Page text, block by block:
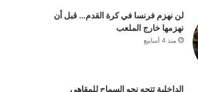
لن نهزم فرنسا في كرة القدم… قبل أن
نهزمها خارج الملعب
منذ 4 أسابيع
الداخلية تتجه نحو السماح للمقاهي